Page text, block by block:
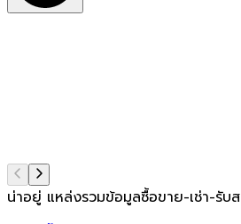
น่าอยู่ แหล่งรวมข้อมูลซื้อขาย-เช่า-รับ